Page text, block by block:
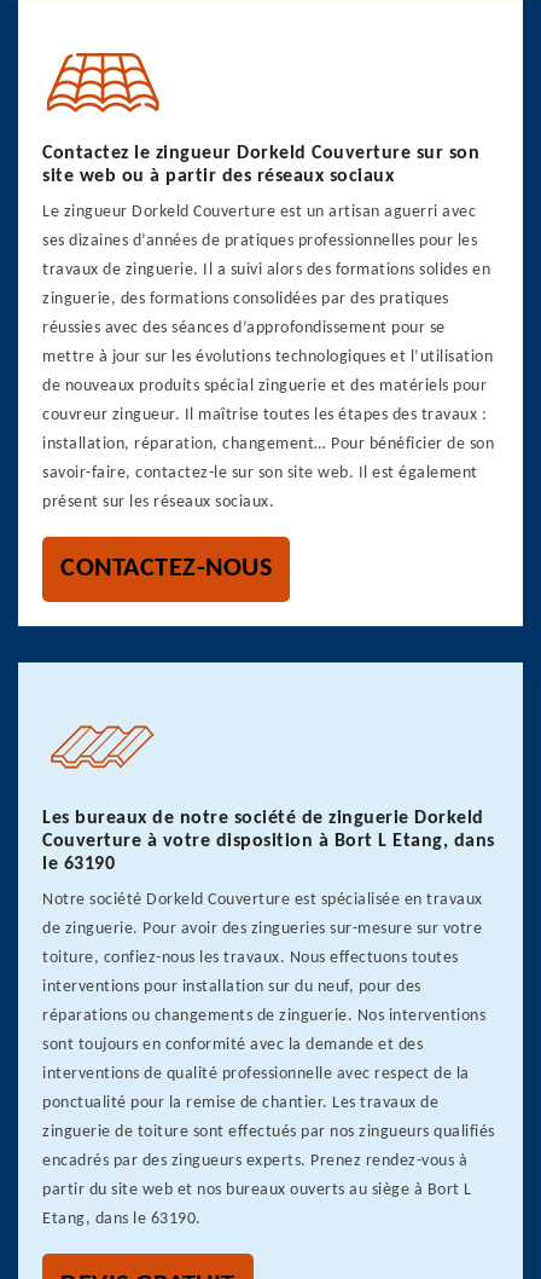
Contactez le zingueur Dorkeld Couverture sur son
site web ou à partir des réseaux sociaux
Le zingueur Dorkeld Couverture est un artisan aguerri avec
ses dizaines d’années de pratiques professionnelles pour les
travaux de zinguerie. Il a suivi alors des formations solides en
zinguerie, des formations consolidées par des pratiques
réussies avec des séances d’approfondissement pour se
mettre à jour sur les évolutions technologiques et l’utilisation
de nouveaux produits spécial zinguerie et des matériels pour
couvreur zingueur. Il maîtrise toutes les étapes des travaux :
installation, réparation, changement… Pour bénéficier de son
savoir-faire, contactez-le sur son site web. Il est également
présent sur les réseaux sociaux.
CONTACTEZ-NOUS
Les bureaux de notre société de zinguerie Dorkeld
Couverture à votre disposition à Bort L Etang, dans
le 63190
Notre société Dorkeld Couverture est spécialisée en travaux
de zinguerie. Pour avoir des zingueries sur-mesure sur votre
toiture, confiez-nous les travaux. Nous effectuons toutes
interventions pour installation sur du neuf, pour des
réparations ou changements de zinguerie. Nos interventions
sont toujours en conformité avec la demande et des
interventions de qualité professionnelle avec respect de la
ponctualité pour la remise de chantier. Les travaux de
zinguerie de toiture sont effectués par nos zingueurs qualifiés
encadrés par des zingueurs experts. Prenez rendez-vous à
partir du site web et nos bureaux ouverts au siège à Bort L
Etang, dans le 63190.